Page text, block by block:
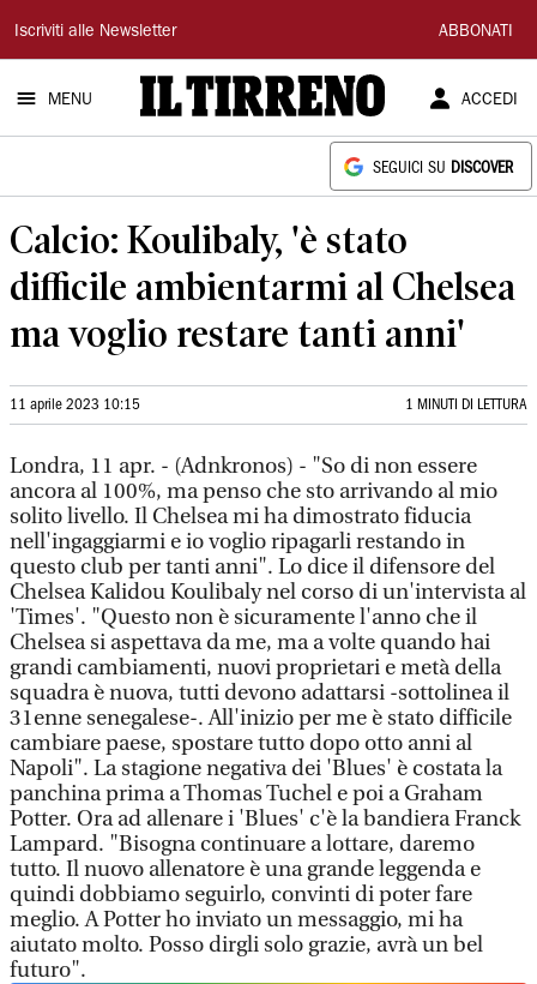
Il
Tirreno
Iscriviti alle Newsletter ABBONATI
MENU ACCEDI
SEGUICI SU DISCOVER
Calcio: Koulibaly, 'è stato
difficile ambientarmi al Chelsea
ma voglio restare tanti anni'
11 aprile 2023 10:15 1 MINUTI DI LETTURA
Londra, 11 apr. - (Adnkronos) - "So di non essere
ancora al 100%, ma penso che sto arrivando al mio
solito livello. Il Chelsea mi ha dimostrato fiducia
nell'ingaggiarmi e io voglio ripagarli restando in
questo club per tanti anni". Lo dice il difensore del
Chelsea Kalidou Koulibaly nel corso di un'intervista al
'Times'. "Questo non è sicuramente l'anno che il
Chelsea si aspettava da me, ma a volte quando hai
grandi cambiamenti, nuovi proprietari e metà della
squadra è nuova, tutti devono adattarsi -sottolinea il
31enne senegalese-. All'inizio per me è stato difficile
cambiare paese, spostare tutto dopo otto anni al
Napoli". La stagione negativa dei 'Blues' è costata la
panchina prima a Thomas Tuchel e poi a Graham
Potter. Ora ad allenare i 'Blues' c'è la bandiera Franck
Lampard. "Bisogna continuare a lottare, daremo
tutto. Il nuovo allenatore è una grande leggenda e
quindi dobbiamo seguirlo, convinti di poter fare
meglio. A Potter ho inviato un messaggio, mi ha
aiutato molto. Posso dirgli solo grazie, avrà un bel
futuro".